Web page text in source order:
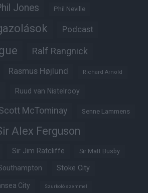
Jones Phil Neville
Podcast
Ralf Rangnick
Rasmus Højlund Richard Arnold
Ruud van Nistelrooy
McTominay Senne Lammens
Alex Ferguson
Sir Jim Ratcliffe Sir Matt Busby
Stoke City
City Szurkoló szemmel